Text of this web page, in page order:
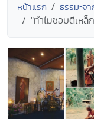
หน้าแรก ธรรมะจ
"ทำไมชอบตีเหล็